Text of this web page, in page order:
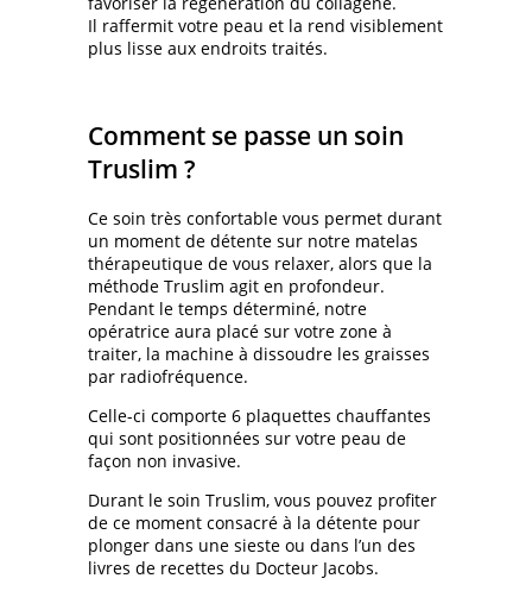
Il raffermit votre peau et la rend visiblement
plus lisse aux endroits traités.
Comment se passe un soin
Truslim ?
Ce soin très confortable vous permet durant
un moment de détente sur notre matelas
thérapeutique de vous relaxer, alors que la
méthode Truslim agit en profondeur.
Pendant le temps déterminé, notre
opératrice aura placé sur votre zone à
traiter, la machine à dissoudre les graisses
par radiofréquence.
Celle-ci comporte 6 plaquettes chauffantes
qui sont positionnées sur votre peau de
façon non invasive.
Durant le soin Truslim, vous pouvez profiter
de ce moment consacré à la détente pour
plonger dans une sieste ou dans l’un des
livres de recettes du Docteur Jacobs.